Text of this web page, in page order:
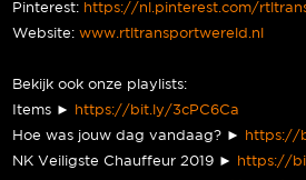
Pinterest: https://nl.pinterest.com/
Website:www.rtltransportwereld.nl
Bekijk ook onze playlists:
Items ► https://bit.ly/3cPC6Ca
Hoe was jouw dag vandaag? ► https://
NK Veiligste Chauffeur 2019 ► https://